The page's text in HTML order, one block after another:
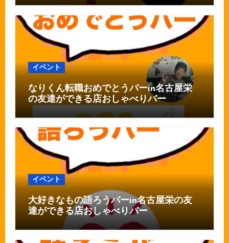
イベント
なりくん転職おめでとうバーin名古屋栄
の友達ができる店おしゃべりバー
イベント
大好きなもの語ろうバーin名古屋栄の友
達ができる店おしゃべりバー